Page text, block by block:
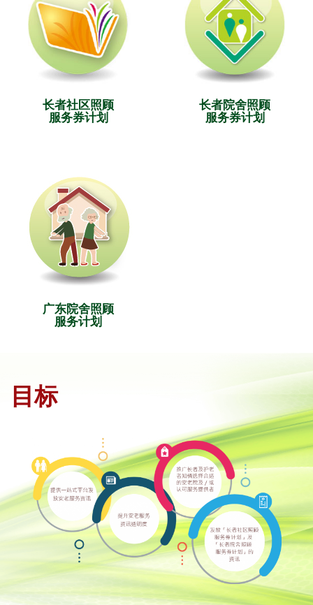
长者社区照顾
服务券计划
长者院舍照顾
服务券计划
广东院舍照顾
服务计划
目标